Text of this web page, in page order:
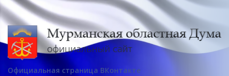
Официальная страница ВКонтакте